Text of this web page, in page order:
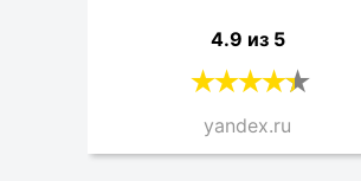
4.9 из 5
yandex.ru